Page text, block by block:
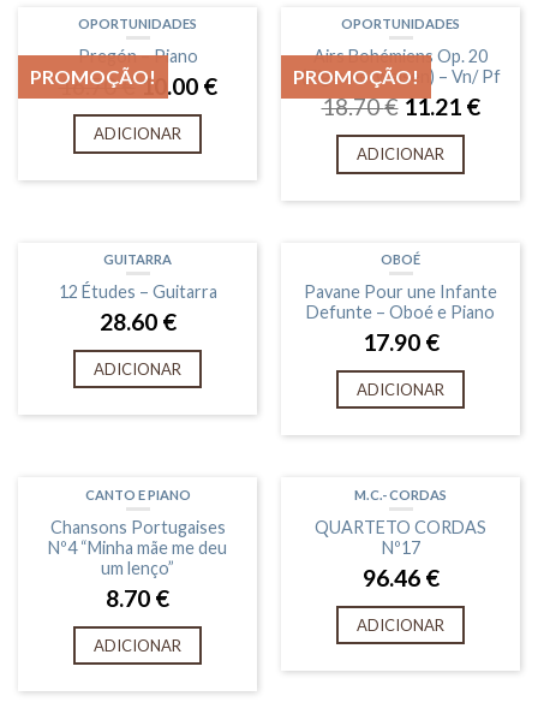
PROMOÇÃO!
OPORTUNIDADES
Pregón – Piano
16.70€10.00 €
ADICIONAR
PROMOÇÃO!
OPORTUNIDADES
Airs Bohémiens Op. 20
(Zigeunerweisen) – Vn/ Pf
18.70€11.21 €
ADICIONAR
GUITARRA
12 Études – Guitarra
28.60 €
ADICIONAR
OBOÉ
Pavane Pour une Infante
Defunte – Oboé e Piano
17.90 €
ADICIONAR
CANTO E PIANO
Chansons Portugaises
Nº4 “Minha mãe me deu
um lenço”
8.70 €
ADICIONAR
M.C.- CORDAS
QUARTETO CORDAS
Nº17
96.46 €
ADICIONAR